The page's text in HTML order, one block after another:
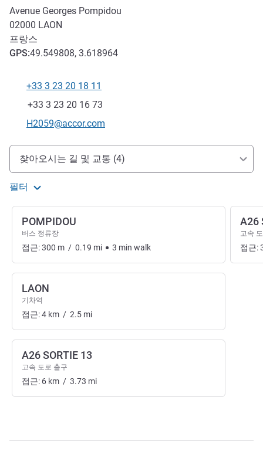
Avenue Georges Pompidou
02000 LAON
프랑스
GPS:49.549808, 3.618964
전화
+33 3 23 20 18 11
팩스
+33 3 23 20 16 73
E-mail
H2059@accor.com
호텔 접근 및 교통
찾아오시는 길 및 교통 (4)
필터
POMPIDOU
버스 정류장
접근:300 m / 0.19 mi 3 min walk
LAON
기차역
접근:4 km / 2.5 mi
A26 SORTIE 13
고속 도로 출구
접근: 6 km / 3.73 mi
A26
고속
접근: